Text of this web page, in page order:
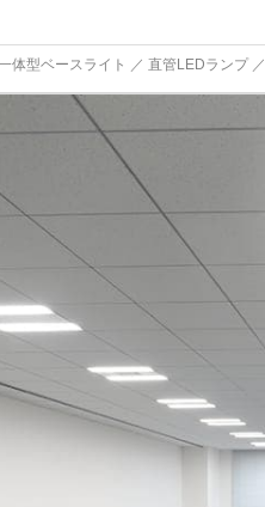
体型ベースライト ／ 直管LEDランプ